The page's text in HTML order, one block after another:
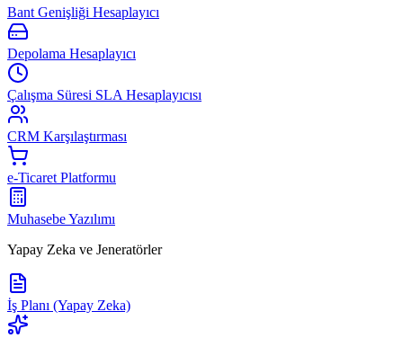
Bant Genişliği Hesaplayıcı
Depolama Hesaplayıcı
Çalışma Süresi SLA Hesaplayıcısı
CRM Karşılaştırması
e-Ticaret Platformu
Muhasebe Yazılımı
Yapay Zeka ve Jeneratörler
İş Planı (Yapay Zeka)